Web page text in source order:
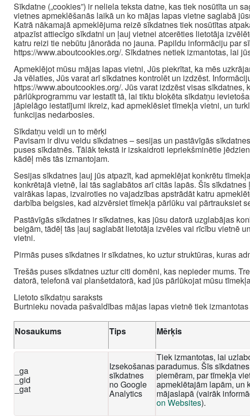
Sīkdatne („cookies”) ir neliela teksta datne, kas tiek nosūtīta un
vietnes apmeklēšanās laikā un ko mājas lapas vietne saglabā
Katrā nākamajā apmeklējuma reizē sīkdatnes tiek nosūtītas
atpazīst attiecīgo sīkdatni un ļauj vietnei atcerēties lietotāja
katru reizi tie nebūtu jānorāda no jauna. Papildu informāciju par
https://www.aboutcookies.org/. Sīkdatnes netiek izmantotas, lai
Apmeklējot mūsu mājas lapas vietni, Jūs piekrītat, ka mēs
Ja vēlaties, Jūs varat arī sīkdatnes kontrolēt un izdzēst.
https://www.aboutcookies.org/. Jūs varat izdzēst visas sīkdatnes,
pārlūkprogrammu var iestatīt tā, lai tiktu bloķēta sīkdatņu
jāpielāgo iestatījumi ikreiz, kad apmeklēsiet tīmekļa vietni, un
funkcijas nedarbosies.
Sīkdatņu veidi un to mērķi
Pavisam ir divu veidu sīkdatnes – sesijas un pastāvīgās
puses sīkdatnēs. Tālāk tekstā ir izskaidroti iepriekšminētie
kādēļ mēs tās izmantojam.
Sesijas sīkdatnes ļauj jūs atpazīt, kad apmeklējat konkrētu
konkrētajā vietnē, lai tās saglabātos arī citās lapās. Šīs
vairākas lapas, izvairoties no vajadzības apstrādāt katru
darbība beigsies, kad aizvērsiet tīmekļa pārlūku vai pārtrauksiet
Pastāvīgās sīkdatnes ir sīkdatnes, kas jūsu datorā uzglabājas
beigām, tādēļ tās ļauj saglabāt lietotāja izvēles vai rīcību vietnē
vietni.
Pirmās puses sīkdatnes ir sīkdatnes, ko uztur struktūras, kuras
Trešās puses sīkdatnes uztur citi domēni, kas nepieder mums.
datorā, telefonā vai planšetdatorā, kad jūs pārlūkojat mūsu
Lietoto sīkdatņu saraksts
Burtnieku novada pašvaldības mājas lapas vietnē tiek
Nosaukums Tips Mērķis
_ga
_gid
_gat
Izsekošanas
sīkdatnes
no Google
Analytics
Tiek izmantotas, lai
paradumus. Šīs
piemēram, par tīmekļa
apmeklētajām lapām, un
mājaslapā (vairāk
on Websites).